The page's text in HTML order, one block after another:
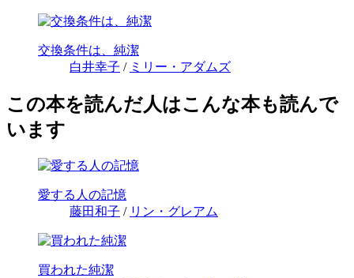
交換条件は、純潔
白井幸子 / ミリー・アダムズ
この本を読んだ人はこんな本も読んで
います
愛する人の記憶
藤田和子 / リン・グレアム
買われた純潔